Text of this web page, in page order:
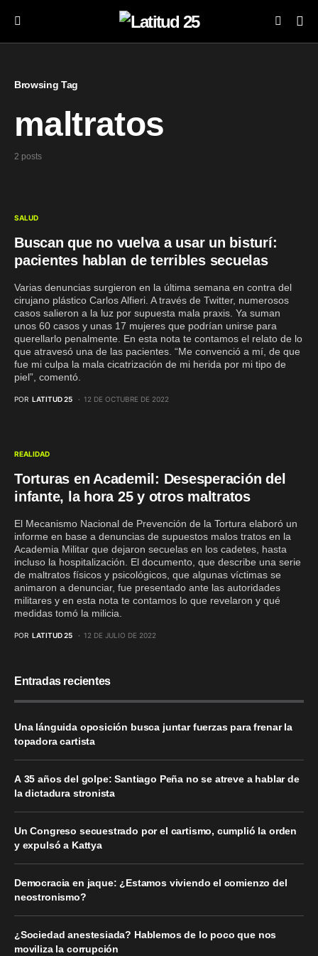
Browsing Tag
maltratos
2 posts
SALUD
Buscan que no vuelva a usar un bisturí:
pacientes hablan de terribles secuelas
Varias denuncias surgieron en la última semana en contra del
cirujano plástico Carlos Alfieri. A través de Twitter, numerosos
casos salieron a la luz por supuesta mala praxis. Ya suman
unos 60 casos y unas 17 mujeres que podrían unirse para
querellarlo penalmente. En esta nota te contamos el relato de lo
que atravesó una de las pacientes. “Me convenció a mí, de que
fue mi culpa la mala cicatrización de mi herida por mi tipo de
piel”, comentó.
POR LATITUD 25 12 DE OCTUBRE DE 2022
REALIDAD
Torturas en Academil: Desesperación del
infante, la hora 25 y otros maltratos
El Mecanismo Nacional de Prevención de la Tortura elaboró un
informe en base a denuncias de supuestos malos tratos en la
Academia Militar que dejaron secuelas en los cadetes, hasta
incluso la hospitalización. El documento, que describe una serie
de maltratos físicos y psicológicos, que algunas víctimas se
animaron a denunciar, fue presentado ante las autoridades
militares y en esta nota te contamos lo que revelaron y qué
medidas tomó la milicia.
POR LATITUD 25 12 DE JULIO DE 2022
Entradas recientes
Una lánguida oposición busca juntar fuerzas para frenar la
topadora cartista
A 35 años del golpe: Santiago Peña no se atreve a hablar de
la dictadura stronista
Un Congreso secuestrado por el cartismo, cumplió la orden
y expulsó a Kattya
Democracia en jaque: ¿Estamos viviendo el comienzo del
neostronismo?
¿Sociedad anestesiada? Hablemos de lo poco que nos
moviliza la corrupción